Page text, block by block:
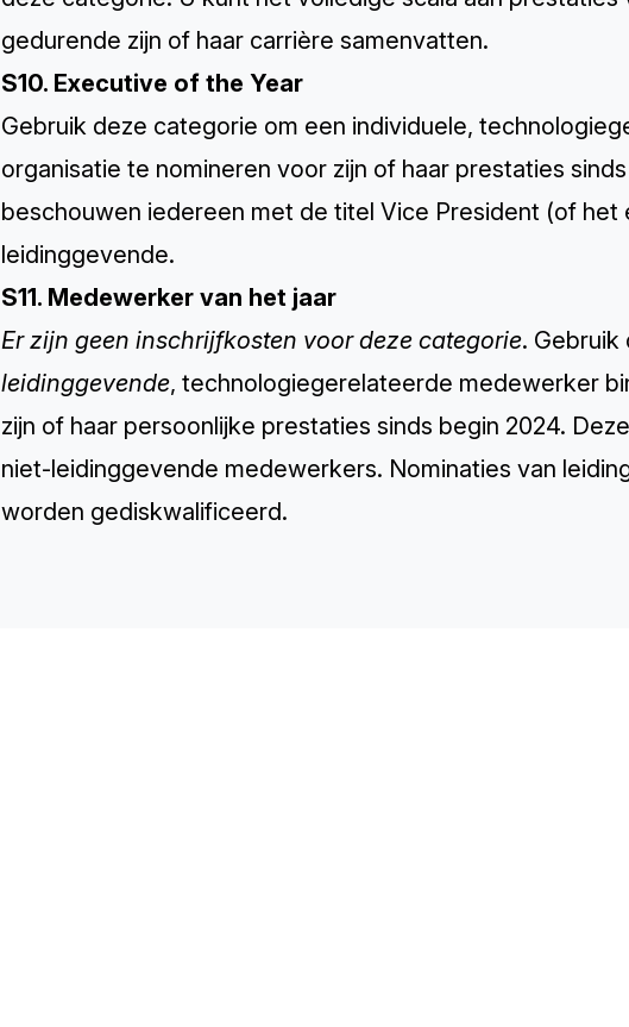
gedurende zijn of haar carrière samenvatten.
S10. Executive of the Year
Gebruik deze categorie om een individuele,
organisatie te nomineren voor zijn of haar prestaties
beschouwen iedereen met de titel Vice President (of het
leidinggevende.
S11. Medewerker van het jaar
Er zijn geen inschrijfkosten voor deze categorie.
leidinggevende, technologiegerelateerde medewerker
zijn of haar persoonlijke prestaties sinds begin 2024.
niet-leidinggevende medewerkers. Nominaties van
worden gediskwalificeerd.